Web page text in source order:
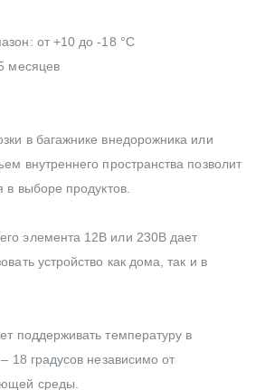
от +10 до -18 °C
месяцев
в багажнике внедорожника или
внутреннего пространства позволит
в выборе продуктов.
элемента 12В или 230В дает
устройство как дома, так и в
поддерживать температуру в
18 градусов независимо от
среды.